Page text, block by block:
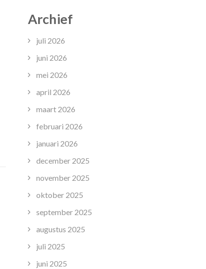
Archief
juli 2026
juni 2026
mei 2026
april 2026
maart 2026
februari 2026
januari 2026
december 2025
november 2025
oktober 2025
september 2025
augustus 2025
juli 2025
juni 2025